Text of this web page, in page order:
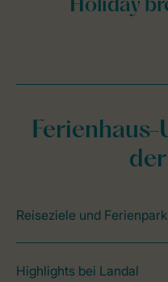
Reiseziele und
Highlights bei Landal